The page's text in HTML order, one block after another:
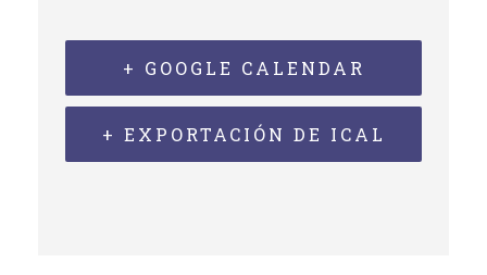
+ GOOGLE CALENDAR
+ EXPORTACIÓN DE ICAL